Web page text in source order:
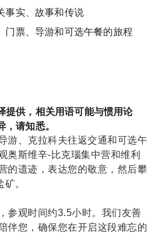
事实、故事和传说
门票、导游和可选午餐的旅程
提供，相关用语可能与惯用论
请知悉。
游、克拉科夫往返交通和可选午
奥斯维辛-比克瑙集中营和维利
的遗迹，表达您的敬意，然后攀
。
参观时间约3.5小时。我们友善
伴您，确保您在开启这段难忘的